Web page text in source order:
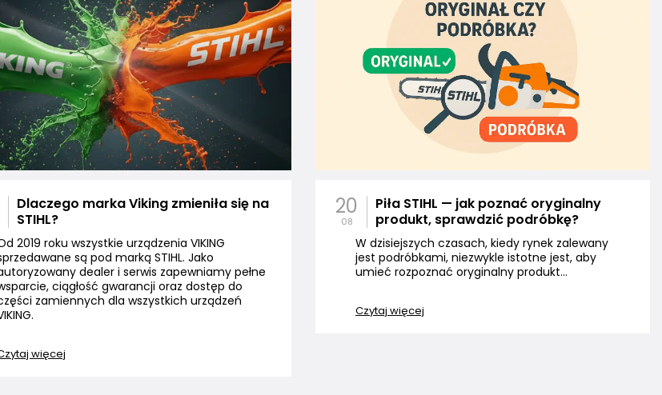
Dlaczego marka Viking zmieniła się na
STIHL?
2019 roku wszystkie urządzenia VIKING
są pod marką STIHL. Jako
dealer i serwis zapewniamy pełne
ciągłość gwarancji oraz dostęp do
zamiennych dla wszystkich urządzeń
więcej
20
08
Piła STIHL — jak poznać oryginalny
produkt, sprawdzić podróbkę?
W dzisiejszych czasach, kiedy rynek zalewany
jest podróbkami, niezwykle istotne jest, aby
umieć rozpoznać oryginalny produkt...
Czytaj więcej